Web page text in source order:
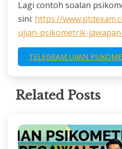
Lagi contoh soalan
sini: https://
ujian-psikometrik-
TELEGRAM UJIAN
Related Posts